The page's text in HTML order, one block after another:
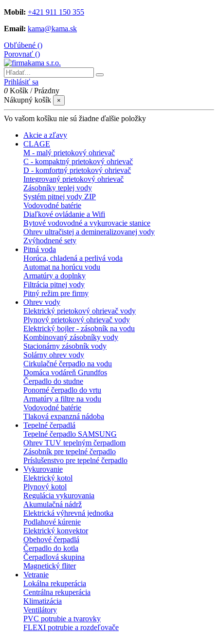
Mobil: +421 911 150 355
Email: kama@kama.sk
Obľúbené ()
Porovnať ()
Prihlásiť sa
0 Košík /Prázdny
Nákupný košík
×
Vo vašom košíku nie sú žiadne ďalšie položky
Akcie a zľavy
CLAGE
M - malý prietokový ohrievač
C - kompaktný prietokový ohrievač
D - komfortný prietokový ohrievač
Integrovaný prietokový ohrievač
Zásobníky teplej vody
Systém pitnej vody ZIP
Vodovodné batérie
Diaľkové ovládanie a Wifi
Bytové vodovodné a vykurovacie stanice
Ohrev ultračistej a demineralizovanej vody
Zvýhodnené sety
Pitná voda
Horúca, chladená a perlivá voda
Automat na horúcu vodu
Armatúry a doplnky
Filtrácia pitnej vody
Pitný režim pre firmy
Ohrev vody
Elektrický prietokový ohrievač vody
Plynový prietokový ohrievač vody
Elektrický bojler - zásobník na vodu
Kombinovaný zásobníky vody
Stacionárny zásobník vody
Solárny ohrev vody
Cirkulačné čerpadlo na vodu
Domáca vodáreň Grundfos
Čerpadlo do studne
Ponorné čerpadlo do vrtu
Armatúry a filtre na vodu
Vodovodné batérie
Tlaková expanzná nádoba
Tepelné čerpadlá
Tepelné čerpadlo SAMSUNG
Ohrev TUV tepelným čerpadlom
Zásobník pre tepelné čerpadlo
Príslušenstvo pre tepelné čerpadlo
Vykurovanie
Elektrický kotol
Plynový kotol
Regulácia vykurovania
Akumulačná nádrž
Elektrická výhrevná jednotka
Podlahové kúrenie
Elektrický konvektor
Obehové čerpadlá
Čerpadlo do kotla
Čerpadlová skupina
Magnetický fliter
Vetranie
Lokálna rekuperácia
Centrálna rekuperácia
Klimatizácia
Ventilátory
PVC potrubie a tvarovky
FLEXI potrubie a rozdeľovače